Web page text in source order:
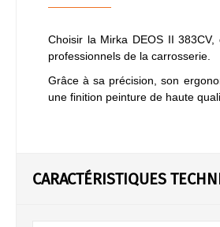
Choisir la Mirka DEOS II
professionnels de la carrosserie.
Grâce à sa précision, son
une finition peinture de haute
CARACTÉRISTIQUES